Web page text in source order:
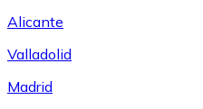
Alicante
Valladolid
Madrid